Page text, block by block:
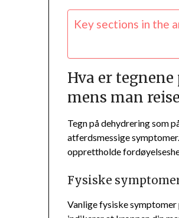
Key sections in the
Hva er
mens man
Tegn på dehydrering som
atferdsmessige
opprettholde
Fysiske
Vanlige fysiske